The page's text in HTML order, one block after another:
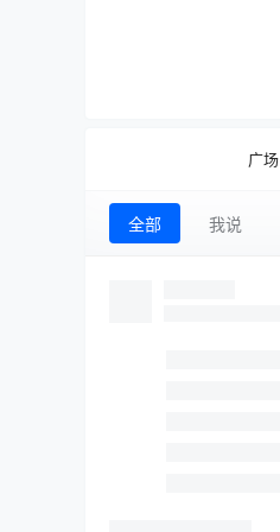
广场
全部 我说